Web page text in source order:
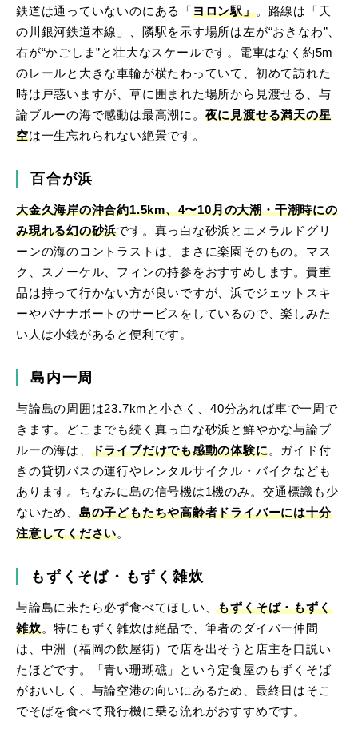
鉄道は通っていないのにある「 ヨロン駅」。路線は「天
の川銀河鉄道本線」、隣駅を示す場所は左が“おきなわ”、
右が“かごしま”と壮大なスケールです。電車はなく約5m
のレールと大きな車輪が横たわっていて、初めて訪れた
時は戸惑いますが、草に囲まれた場所から見渡せる、与
論ブルーの海で感動は最高潮に。 夜に見渡せる満天の星
空は一生忘れられない絶景です。
百合が浜
大金久海岸の沖合約1.5km、4〜10月の大潮・干潮時にの
み現れる幻の砂浜です。真っ白な砂浜とエメラルドグリ
ーンの海のコントラストは、まさに楽園そのもの。マス
ク、スノーケル、フィンの持参をおすすめします。貴重
品は持って行かない方が良いですが、浜でジェットスキ
ーやバナナボートのサービスをしているので、楽しみた
い人は小銭があると便利です。
島内一周
与論島の周囲は23.7kmと小さく、40分あれば車で一周で
きます。どこまでも続く真っ白な砂浜と鮮やかな与論ブ
ルーの海は、 ドライブだけでも感動の体験に。ガイド付
きの貸切バスの運行やレンタルサイクル・バイクなども
あります。ちなみに島の信号機は1機のみ。交通標識も少
ないため、 島の子どもたちや高齢者ドライバーには十分
注意してください。
もずくそば・もずく雑炊
与論島に来たら必ず食べてほしい、もずくそば・もずく
雑炊。特にもずく雑炊は絶品で、筆者のダイバー仲間
は、中洲（福岡の飲屋街）で店を出そうと店主を口説い
たほどです。「青い珊瑚礁」という定食屋のもずくそば
がおいしく、与論空港の向いにあるため、最終日はそこ
でそばを食べて飛行機に乗る流れがおすすめです。